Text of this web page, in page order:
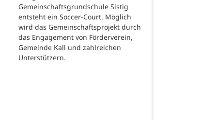
Gemeinschaftsgrundschule Sistig
entsteht ein Soccer-Court. Möglich
wird das Gemeinschaftsprojekt durch
das Engagement von Förderverein,
Gemeinde Kall und zahlreichen
Unterstützern.